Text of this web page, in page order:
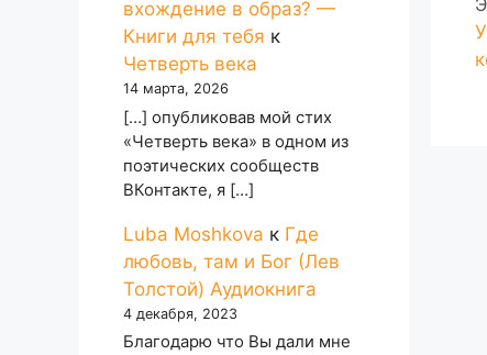
вхождение в образ? —
Книги для тебя к
Четверть века
14 марта, 2026
[…] опубликовав мой стих
«Четверть века» в одном из
поэтических сообществ
ВКонтакте, я […]
Luba Moshkova к Где
любовь, там и Бог (Лев
Толстой) Аудиокнига
4 декабря, 2023
Благодарю что Вы дали мне